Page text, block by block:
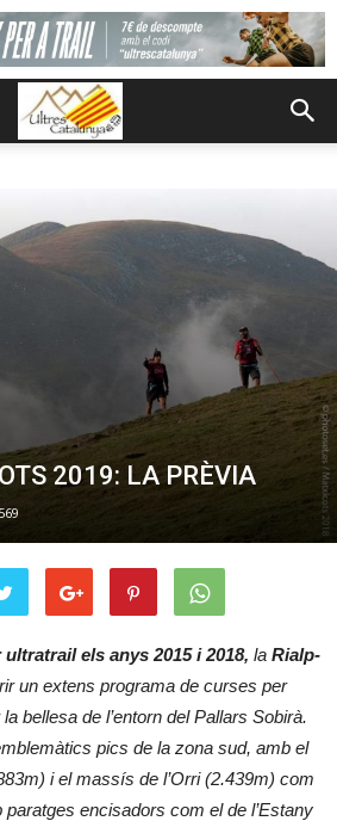
2019: LA PRÈVIA
els anys 2015 i 2018, la Rialp-
un extens programa de curses per
bellesa de l’entorn del Pallars Sobirà.
pics de la zona sud, amb el
i el massís de l’Orri (2.439m) com
encisadors com el de l’Estany